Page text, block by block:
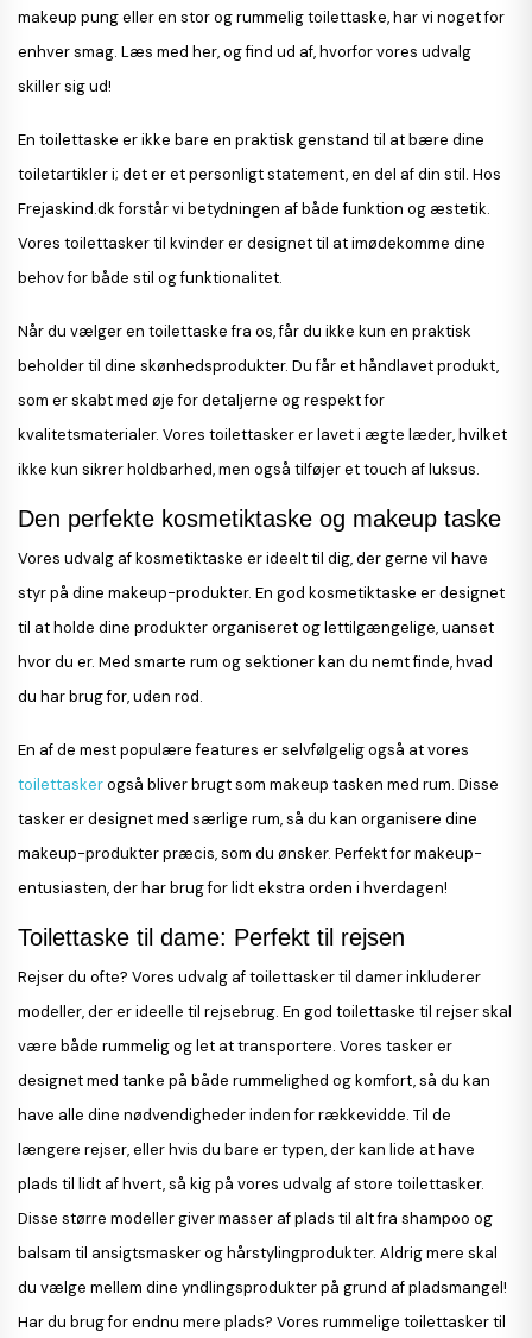
makeup pung eller en stor og rummelig toilettaske, har vi noget for
enhver smag. Læs med her, og find ud af, hvorfor vores udvalg
skiller sig ud!
En toilettaske er ikke bare en praktisk genstand til at bære dine
toiletartikler i; det er et personligt statement, en del af din stil. Hos
Frejaskind.dk forstår vi betydningen af både funktion og æstetik.
Vores toilettasker til kvinder er designet til at imødekomme dine
behov for både stil og funktionalitet.
Når du vælger en toilettaske fra os, får du ikke kun en praktisk
beholder til dine skønhedsprodukter. Du får et håndlavet produkt,
som er skabt med øje for detaljerne og respekt for
kvalitetsmaterialer. Vores toilettasker er lavet i ægte læder, hvilket
ikke kun sikrer holdbarhed, men også tilføjer et touch af luksus.
Den perfekte kosmetiktaske og makeup taske
Vores udvalg af kosmetiktaske er ideelt til dig, der gerne vil have
styr på dine makeup-produkter. En god kosmetiktaske er designet
til at holde dine produkter organiseret og lettilgængelige, uanset
hvor du er. Med smarte rum og sektioner kan du nemt finde, hvad
du har brug for, uden rod.
En af de mest populære features er selvfølgelig også at vores
toilettaskerogså bliver brugt som makeup tasken med rum. Disse
tasker er designet med særlige rum, så du kan organisere dine
makeup-produkter præcis, som du ønsker. Perfekt for makeup-
entusiasten, der har brug for lidt ekstra orden i hverdagen!
Toilettaske til dame: Perfekt til rejsen
Rejser du ofte? Vores udvalg af toilettasker til damer inkluderer
modeller, der er ideelle til rejsebrug. En god toilettaske til rejser skal
være både rummelig og let at transportere. Vores tasker er
designet med tanke på både rummelighed og komfort, så du kan
have alle dine nødvendigheder inden for rækkevidde. Til de
længere rejser, eller hvis du bare er typen, der kan lide at have
plads til lidt af hvert, så kig på vores udvalg af store toilettasker.
Disse større modeller giver masser af plads til alt fra shampoo og
balsam til ansigtsmasker og hårstylingprodukter. Aldrig mere skal
du vælge mellem dine yndlingsprodukter på grund af pladsmangel!
Har du brug for endnu mere plads? Vores rummelige toilettasker til